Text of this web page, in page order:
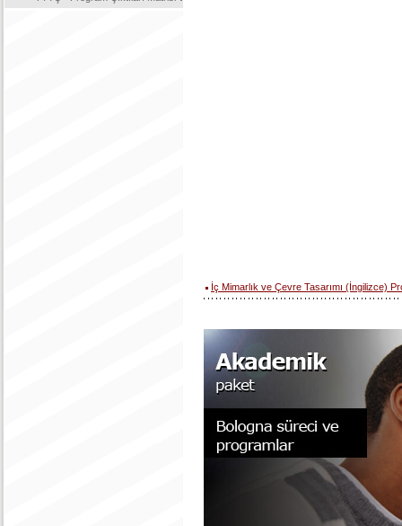
İç Mimarlık ve Çevre Tasarımı (İngilizce)